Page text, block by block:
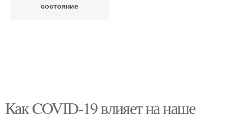
состояние
Как COVID-19 влияет на наше